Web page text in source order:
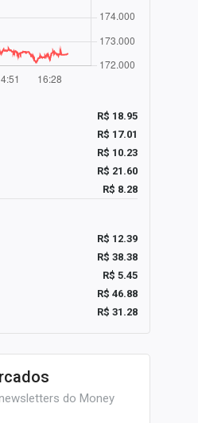
R$ 18.95
R$ 17.01
R$ 10.23
R$ 21.60
R$ 8.28
R$ 12.39
R$ 38.38
R$ 5.45
R$ 46.88
R$ 31.28
do Money